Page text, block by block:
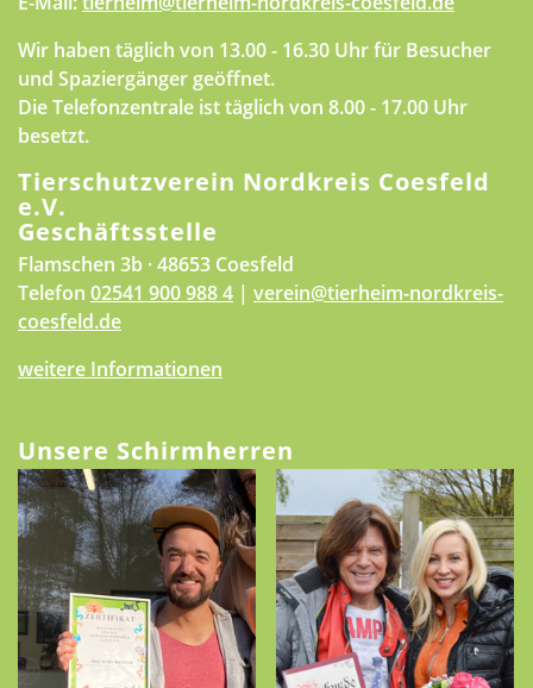
Wir haben täglich von 13.00 - 16.30 Uhr für Besucher
und Spaziergänger geöffnet.
Die Telefonzentrale ist täglich von 8.00 - 17.00 Uhr
besetzt.
Tierschutzverein Nordkreis Coesfeld
e.V.
Geschäftsstelle
Flamschen 3b · 48653 Coesfeld
Telefon 02541 900 988 4 | verein@tierheim-nordkreis-
coesfeld.de
weitere Informationen
Unsere Schirmherren